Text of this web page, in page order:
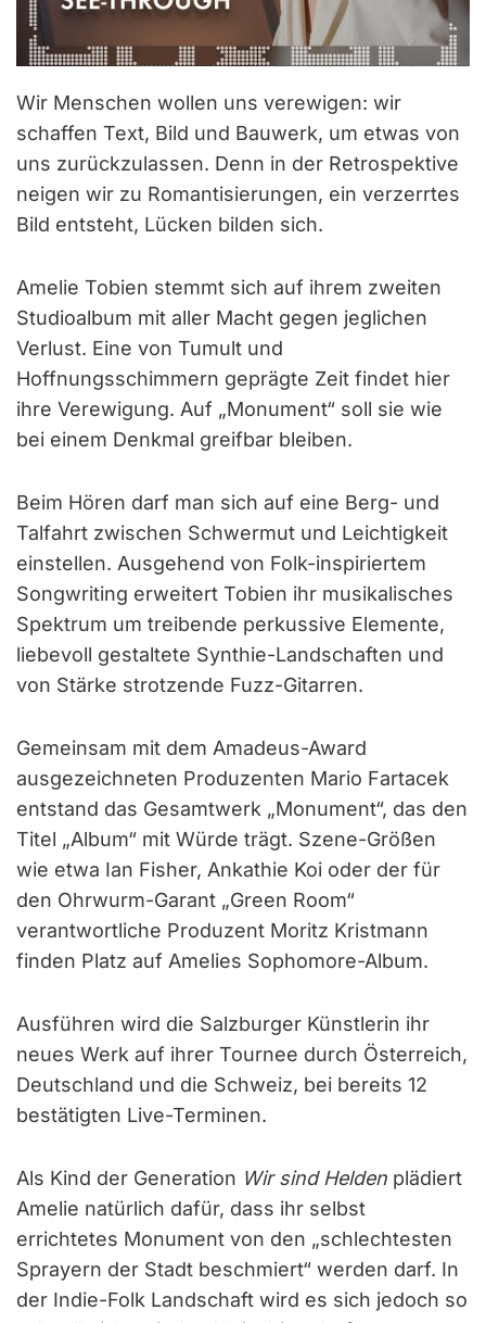
Wir Menschen wollen uns verewigen: wir
schaffen Text, Bild und Bauwerk, um etwas von
uns zurückzulassen. Denn in der Retrospektive
neigen wir zu Romantisierungen, ein verzerrtes
Bild entsteht, Lücken bilden sich.
Amelie Tobien stemmt sich auf ihrem zweiten
Studioalbum mit aller Macht gegen jeglichen
Verlust. Eine von Tumult und
Hoffnungsschimmern geprägte Zeit findet hier
ihre Verewigung. Auf „Monument“ soll sie wie
bei einem Denkmal greifbar bleiben.
Beim Hören darf man sich auf eine Berg- und
Talfahrt zwischen Schwermut und Leichtigkeit
einstellen. Ausgehend von Folk-inspiriertem
Songwriting erweitert Tobien ihr musikalisches
Spektrum um treibende perkussive Elemente,
liebevoll gestaltete Synthie-Landschaften und
von Stärke strotzende Fuzz-Gitarren.
Gemeinsam mit dem Amadeus-Award
ausgezeichneten Produzenten Mario Fartacek
entstand das Gesamtwerk „Monument“, das den
Titel „Album“ mit Würde trägt. Szene-Größen
wie etwa Ian Fisher, Ankathie Koi oder der für
den Ohrwurm-Garant „Green Room“
verantwortliche Produzent Moritz Kristmann
finden Platz auf Amelies Sophomore-Album.
Ausführen wird die Salzburger Künstlerin ihr
neues Werk auf ihrer Tournee durch Österreich,
Deutschland und die Schweiz, bei bereits 12
bestätigten Live-Terminen.
Als Kind der Generation Wir sind Helden plädiert
Amelie natürlich dafür, dass ihr selbst
errichtetes Monument von den „schlechtesten
Sprayern der Stadt beschmiert“ werden darf. In
der Indie-Folk Landschaft wird es sich jedoch so